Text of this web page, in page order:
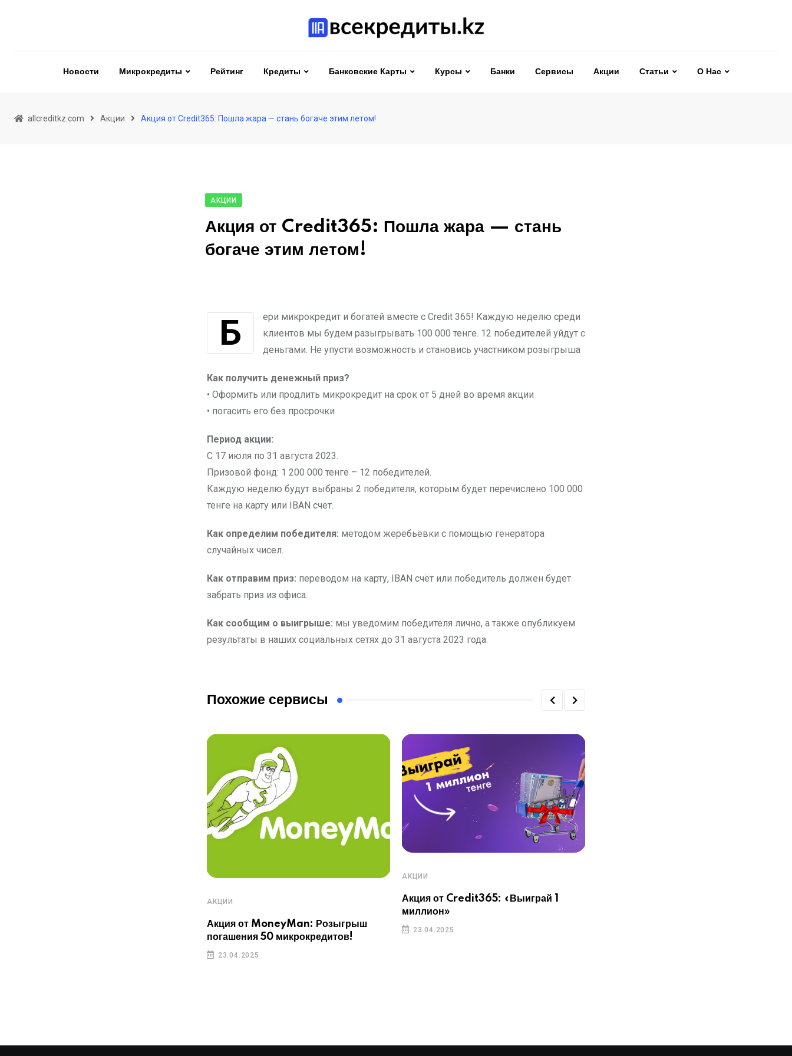
Новости Микрокредиты Рейтинг Кредиты Банковские Карты Курсы Банки Сервисы Акции Статьи О Нас
allcreditkz.com Акции Акция от Credit365: Пошла жара — стань богаче этим летом!
АКЦИИ
Акция от Credit365: Пошла жара — стань
богаче этим летом!
Бери микрокредит и богатей вместе с Credit 365! Каждую неделю среди
клиентов мы будем разыгрывать 100 000 тенге. 12 победителей уйдут с
деньгами. Не упусти возможность и становись участником розыгрыша
Как получить денежный приз?
• Оформить или продлить микрокредит на срок от 5 дней во время акции
• погасить его без просрочки
Период акции:
С 17 июля по 31 августа 2023.
Призовой фонд: 1 200 000 тенге – 12 победителей.
Каждую неделю будут выбраны 2 победителя, которым будет перечислено 100 000
тенге на карту или IBAN счет.
Как определим победителя: методом жеребьёвки с помощью генератора
случайных чисел.
Как отправим приз: переводом на карту, IBAN счёт или победитель должен будет
забрать приз из офиса.
Как сообщим о выигрыше: мы уведомим победителя лично, а также опубликуем
результаты в наших социальных сетях до 31 августа 2023 года.
Похожие сервисы
АКЦИИ
Акция от MoneyMan: Розыгрыш
погашения 50 микрокредитов!
23.04.2025
АКЦИИ
Акция от Credit365: «Выиграй 1
миллион»
23.04.2025